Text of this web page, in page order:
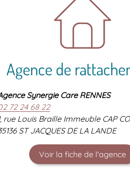
Agence de
Synergie Care RENNES
72 24 68 22
rue Louis Braille Immeuble CAP
ST JACQUES DE LA LANDE
Voir la fiche de l'agence